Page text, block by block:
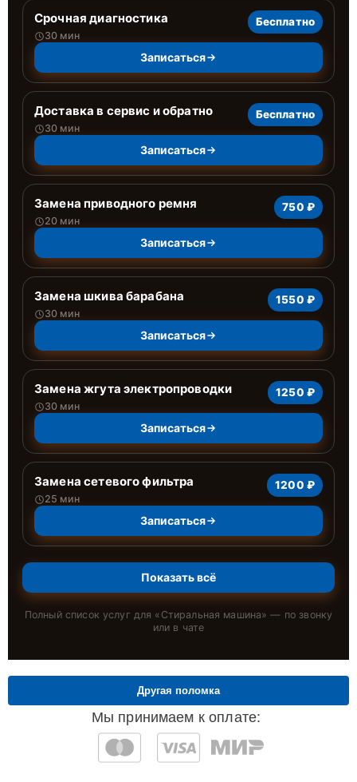
Срочная диагностика
30 мин
Бесплатно
Записаться
Доставка в сервис и обратно
30 мин
Бесплатно
Записаться
Замена приводного ремня
20 мин
750 ₽
Записаться
Замена шкива барабана
30 мин
1550 ₽
Записаться
Замена жгута электропроводки
30 мин
1250 ₽
Записаться
Замена сетевого фильтра
25 мин
1200 ₽
Записаться
Показать всё
Полный список услуг для « Стиральная машина» — по звонку
или в чате
Мы принимаем к оплате:
Другая поломка